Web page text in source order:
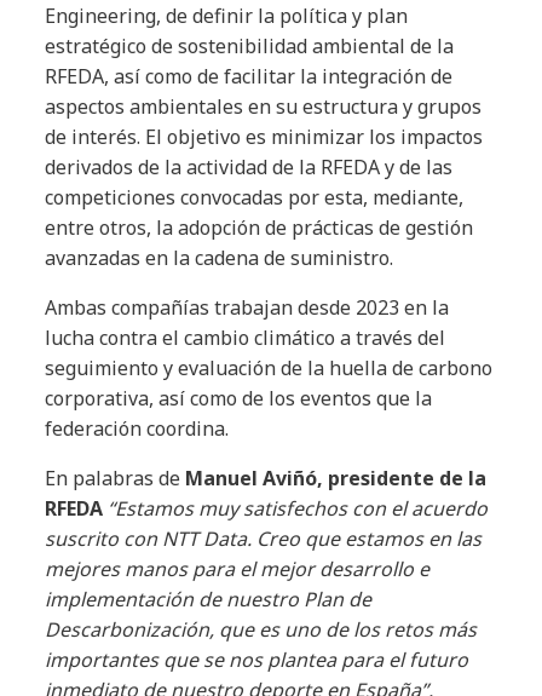
Engineering, de definir la política y plan
estratégico de sostenibilidad ambiental de la
RFEDA, así como de facilitar la integración de
aspectos ambientales en su estructura y grupos
de interés. El objetivo es minimizar los impactos
derivados de la actividad de la RFEDA y de las
competiciones convocadas por esta, mediante,
entre otros, la adopción de prácticas de gestión
avanzadas en la cadena de suministro.
Ambas compañías trabajan desde 2023 en la
lucha contra el cambio climático a través del
seguimiento y evaluación de la huella de carbono
corporativa, así como de los eventos que la
federación coordina.
En palabras de Manuel Aviñó, presidente de la
RFEDA “Estamos muy satisfechos con el acuerdo
suscrito con NTT Data. Creo que estamos en las
mejores manos para el mejor desarrollo e
implementación de nuestro Plan de
Descarbonización, que es uno de los retos más
importantes que se nos plantea para el futuro
inmediato de nuestro deporte en España”.